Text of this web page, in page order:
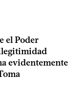
el Poder
evidentemente